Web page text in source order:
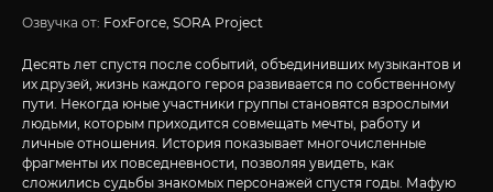
Озвучка от: FoxForce, SORA Project
Десять лет спустя после событий, объединивших музыкантов и
их друзей, жизнь каждого героя развивается по собственному
пути. Некогда юные участники группы становятся взрослыми
людьми, которым приходится совмещать мечты, работу и
личные отношения. История показывает многочисленные
фрагменты их повседневности, позволяя увидеть, как
сложились судьбы знакомых персонажей спустя годы. Мафую